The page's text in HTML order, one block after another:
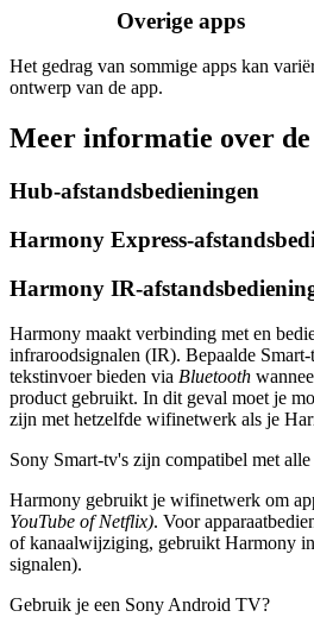
Overige apps
Het gedrag van sommige apps kan
ontwerp van de app.
Meer informatie over
Hub-afstandsbedieningen
Harmony Express-
Harmony IR-
Harmony maakt verbinding met en
infraroodsignalen (IR). Bepaalde
tekstinvoer bieden via Bluetooth
product gebruikt. In dit geval moet je
zijn met hetzelfde wifinetwerk als je
Sony Smart-tv's zijn compatibel met
Harmony gebruikt je wifinetwerk om
YouTube of Netflix). Voor
of kanaalwijziging, gebruikt Harmony
signalen).
Gebruik je een Sony Android TV?